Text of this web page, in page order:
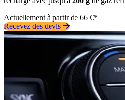
Actuellement à partir de 66 €*
Recevez des devis